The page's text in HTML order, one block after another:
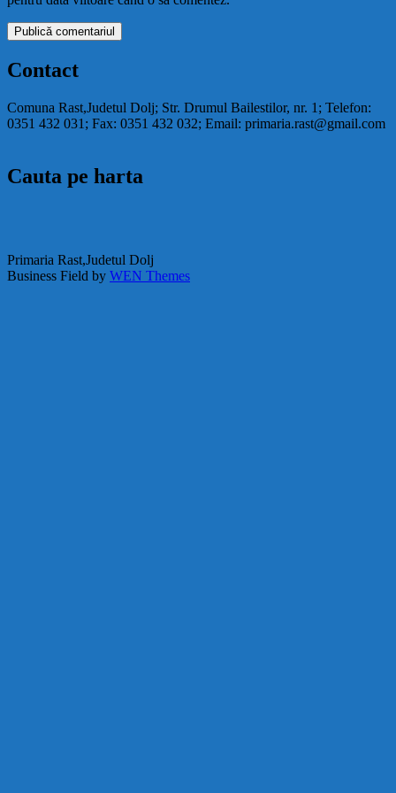
Contact
Comuna Rast,Judetul Dolj; Str. Drumul Bailestilor, nr. 1; Telefon:
0351 432 031; Fax: 0351 432 032; Email: primaria.rast@gmail.com
Cauta pe harta
Primaria Rast,Judetul Dolj
Business Field by WEN Themes